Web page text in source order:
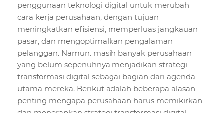
penggunaan teknologi digital untuk merubah
cara kerja perusahaan, dengan tujuan
meningkatkan efisiensi, memperluas jangkauan
pasar, dan mengoptimalkan pengalaman
pelanggan. Namun, masih banyak perusahaan
yang belum sepenuhnya menjadikan strategi
transformasi digital sebagai bagian dari agenda
utama mereka. Berikut adalah beberapa alasan
penting mengapa perusahaan harus memikirkan